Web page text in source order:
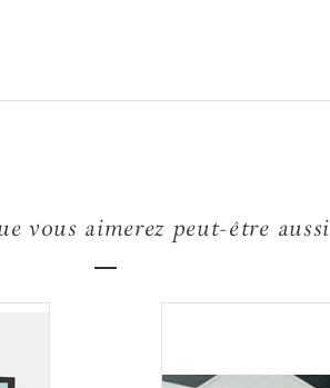
vous aimerez peut-être aussi